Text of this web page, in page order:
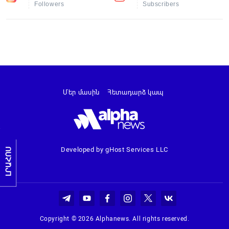
Followers Subscribers
ԼՐԱՀՈՍ Developed by gHost Services LLC
Մեր մասին Հետադարձ կապ
Copyright © 2026 Alphanews. All rights reserved.